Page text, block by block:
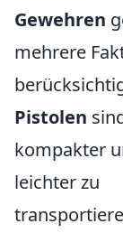
Gewehren
mehrere
Pistolen
kompakter
leichter zu